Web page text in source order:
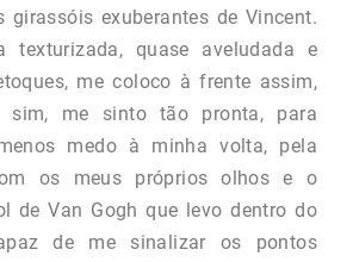
girassóis exuberantes de Vincent.
texturizada, quase aveludada e
me coloco à frente assim,
sim, me sinto tão pronta, para
medo à minha volta, pela
os meus próprios olhos e o
de Van Gogh que levo dentro do
de me sinalizar os pontos